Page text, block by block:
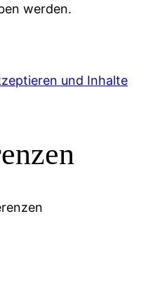
werden.
und Inhalte